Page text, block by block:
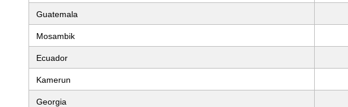
Guatemala
Mosambik
Ecuador
Kamerun
Georgia